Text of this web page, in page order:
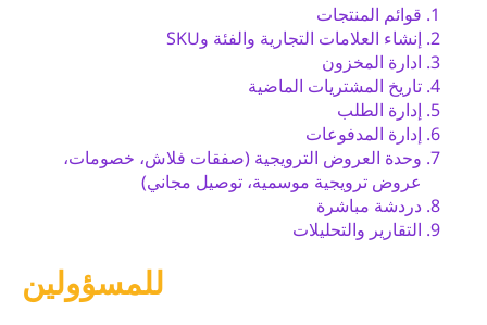
قوائم المنتجات
إنشاء العلامات التجارية والفئة وSKU
ادارة المخزون
تاريخ المشتريات الماضية
إدارة الطلب
إدارة المدفوعات
وحدة العروض الترويجية (صفقات فلاش، خصومات،
عروض ترويجية موسمية، توصيل مجاني)
دردشة مباشرة
التقارير والتحليلات
للمسؤولين